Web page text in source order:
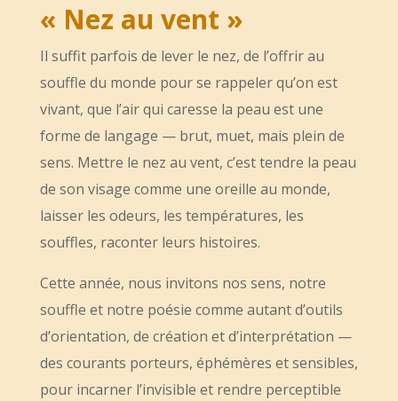
« Nez au vent »
Il suffit parfois de lever le nez, de l’offrir au
souffle du monde pour se rappeler qu’on est
vivant, que l’air qui caresse la peau est une
forme de langage — brut, muet, mais plein de
sens. Mettre le nez au vent, c’est tendre la peau
de son visage comme une oreille au monde,
laisser les odeurs, les températures, les
souffles, raconter leurs histoires.
Cette année, nous invitons nos sens, notre
souffle et notre poésie comme autant d’outils
d’orientation, de création et d’interprétation —
des courants porteurs, éphémères et sensibles,
pour incarner l’invisible et rendre perceptible